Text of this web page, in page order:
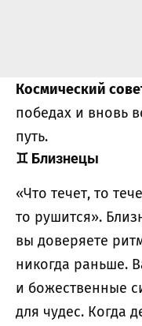
Космический
победах и вновь
путь.
♊ Близнецы
«Что течет, то
то рушится».
вы доверяете
никогда раньше.
и божественные
для чудес. Когда